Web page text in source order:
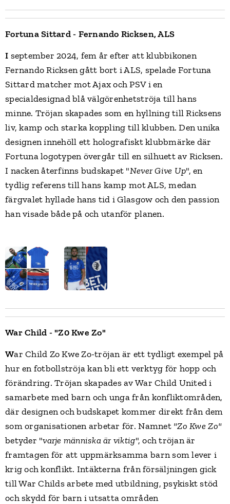
Fortuna Sittard - Fernando Ricksen, ALS
I september 2024, fem år efter att klubbikonen
Fernando Ricksen gått bort i ALS, spelade Fortuna
Sittard matcher mot Ajax och PSV i en
specialdesignad blå välgörenhetströja till hans
minne. Tröjan skapades som en hyllning till Ricksens
liv, kamp och starka koppling till klubben. Den unika
designen innehöll ett holografiskt klubbmärke där
Fortuna logotypen övergår till en silhuett av Ricksen.
I nacken återfinns budskapet "Never Give Up", en
tydlig referens till hans kamp mot ALS, medan
färgvalet hyllade hans tid i Glasgow och den passion
han visade både på och utanför planen.
War Child - "Z0 Kwe Zo"
War Child Zo Kwe Zo-tröjan är ett tydligt exempel på
hur en fotbollströja kan bli ett verktyg för hopp och
förändring. Tröjan skapades av War Child United i
samarbete med barn och unga från konfliktområden,
där designen och budskapet kommer direkt från dem
som organisationen arbetar för. Namnet "Zo Kwe Zo"
betyder "varje människa är viktig", och tröjan är
framtagen för att uppmärksamma barn som lever i
krig och konflikt. Intäkterna från försäljningen gick
till War Childs arbete med utbildning, psykiskt stöd
och skydd för barn i utsatta områden